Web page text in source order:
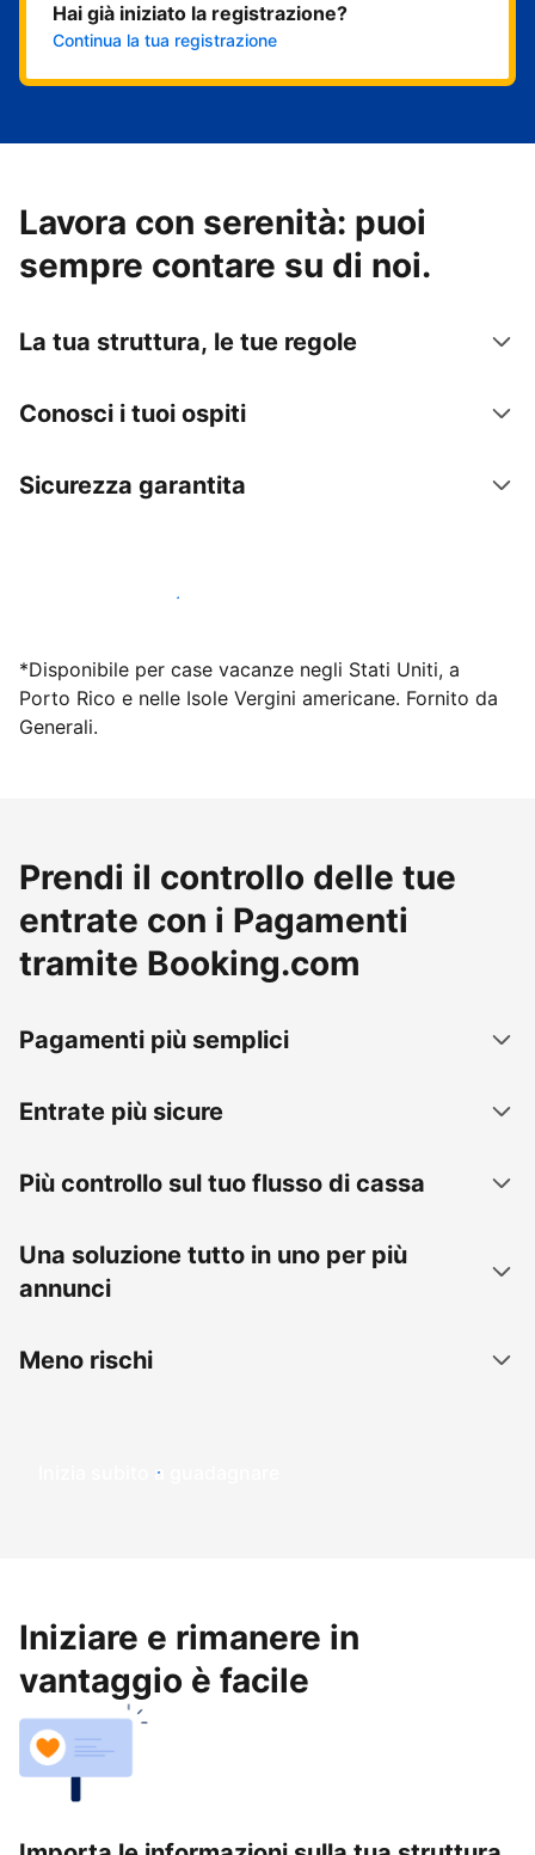
Hai già iniziato la registrazione?
Continua la tua registrazione
Lavora con serenità: puoi
sempre contare su di noi.
La tua struttura, le tue regole
Conosci i tuoi ospiti
Sicurezza garantita
Inizia subito a lavorare con noi
*Disponibile per case vacanze negli Stati Uniti, a
Porto Rico e nelle Isole Vergini americane. Fornito da
Generali.
Prendi il controllo delle tue
entrate con i Pagamenti
tramite Booking.com
Pagamenti più semplici
Entrate più sicure
Più controllo sul tuo flusso di cassa
Una soluzione tutto in uno per più
annunci
Meno rischi
Inizia subito a guadagnare
Iniziare e rimanere in
vantaggio è facile